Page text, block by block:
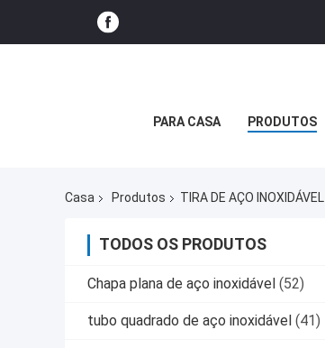
PARA CASA PRODUTOS
Casa Produtos TIRA DE AÇO INOXIDÁVEL
TODOS OS PRODUTOS
Chapa plana de aço inoxidável (52)
tubo quadrado de aço inoxidável (41)